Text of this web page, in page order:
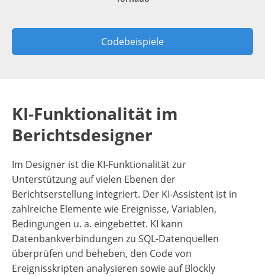
Codebeispiele
KI-Funktionalität im
Berichtsdesigner
Im Designer ist die KI-Funktionalität zur
Unterstützung auf vielen Ebenen der
Berichtserstellung integriert. Der KI-Assistent ist in
zahlreiche Elemente wie Ereignisse, Variablen,
Bedingungen u. a. eingebettet. KI kann
Datenbankverbindungen zu SQL-Datenquellen
überprüfen und beheben, den Code von
Ereignisskripten analysieren sowie auf Blockly